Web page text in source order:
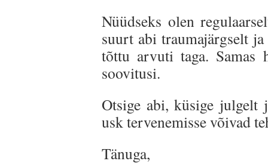
Nüüdseks olen
suurt abi traumajärgselt
tõttu arvuti taga. Samas
soovitusi.
Otsige abi, küsige julgelt
usk tervenemisse võivad